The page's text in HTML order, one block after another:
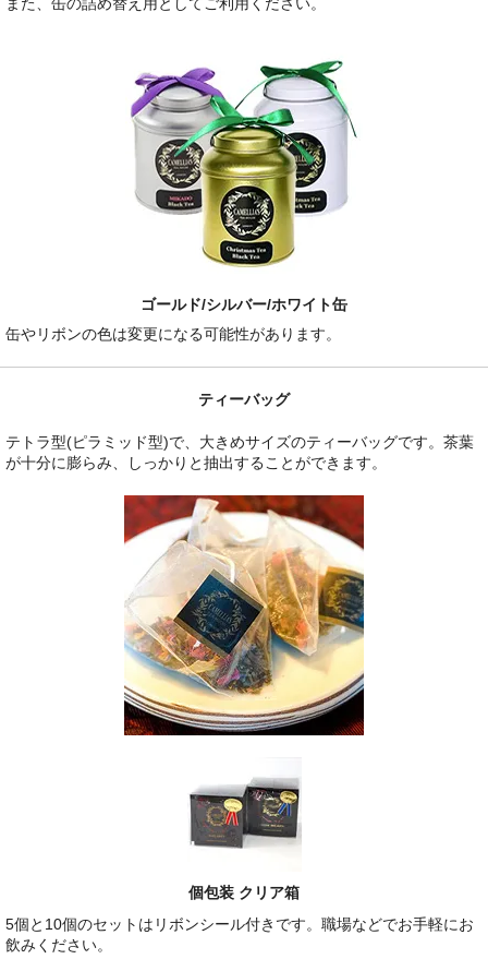
また、缶の詰め替え用としてご利用ください。
ゴールド/シルバー/ホワイト缶
缶やリボンの色は変更になる可能性があります。
ティーバッグ
テトラ型(ピラミッド型)で、大きめサイズのティーバッグです。茶葉
が十分に膨らみ、しっかりと抽出することができます。
個包装 クリア箱
5個と10個のセットはリボンシール付きです。職場などでお手軽にお
飲みください。